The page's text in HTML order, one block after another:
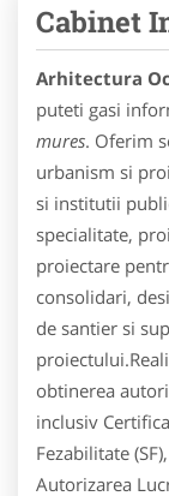
Cabinet
Arhitectura
puteti gasi
mures. Oferim
urbanism si
si institutii
specialitate,
proiectare
consolidari,
de santier si
obtinerea
inclusiv
Fezabilitate
Autorizarea